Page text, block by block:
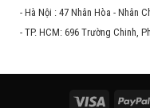
- Hà Nội : 47 Nhân Hòa - Nhân
- TP. HCM: 696 Trường Chinh,